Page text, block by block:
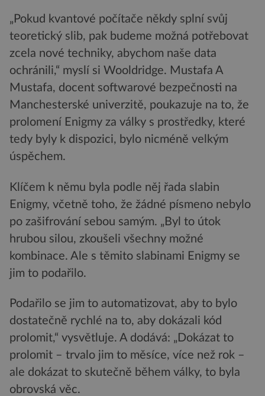
„Pokud kvantové počítače někdy splní svůj
teoretický slib, pak budeme možná potřebovat
zcela nové techniky, abychom naše data
ochránili,“ myslí si Wooldridge. Mustafa A
Mustafa, docent softwarové bezpečnosti na
Manchesterské univerzitě, poukazuje na to, že
prolomení Enigmy za války s prostředky, které
tedy byly k dispozici, bylo nicméně velkým
úspěchem.
Klíčem k němu byla podle něj řada slabin
Enigmy, včetně toho, že žádné písmeno nebylo
po zašifrování sebou samým. „Byl to útok
hrubou silou, zkoušeli všechny možné
kombinace. Ale s těmito slabinami Enigmy se
jim to podařilo.
Podařilo se jim to automatizovat, aby to bylo
dostatečně rychlé na to, aby dokázali kód
prolomit,“ vysvětluje. A dodává: „Dokázat to
prolomit – trvalo jim to měsíce, více než rok –
ale dokázat to skutečně během války, to byla
obrovská věc.